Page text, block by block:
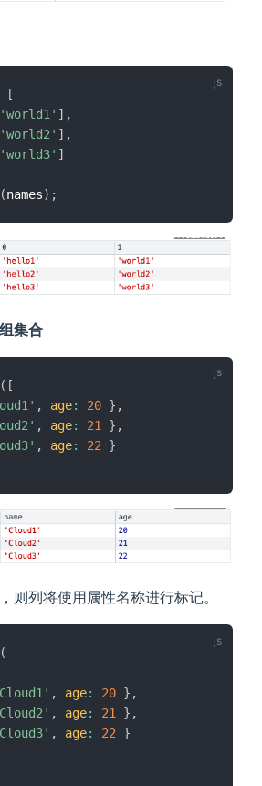
[
'world1' ] ,
'world2' ] ,
'world3' ]
(names) ;
集合
( [
, age: 20 } ,
, age: 21 } ,
, age: 22
}
则列将使用属性名称进行标记。
(
, age: 20 } ,
, age: 21 } ,
, age: 22 }